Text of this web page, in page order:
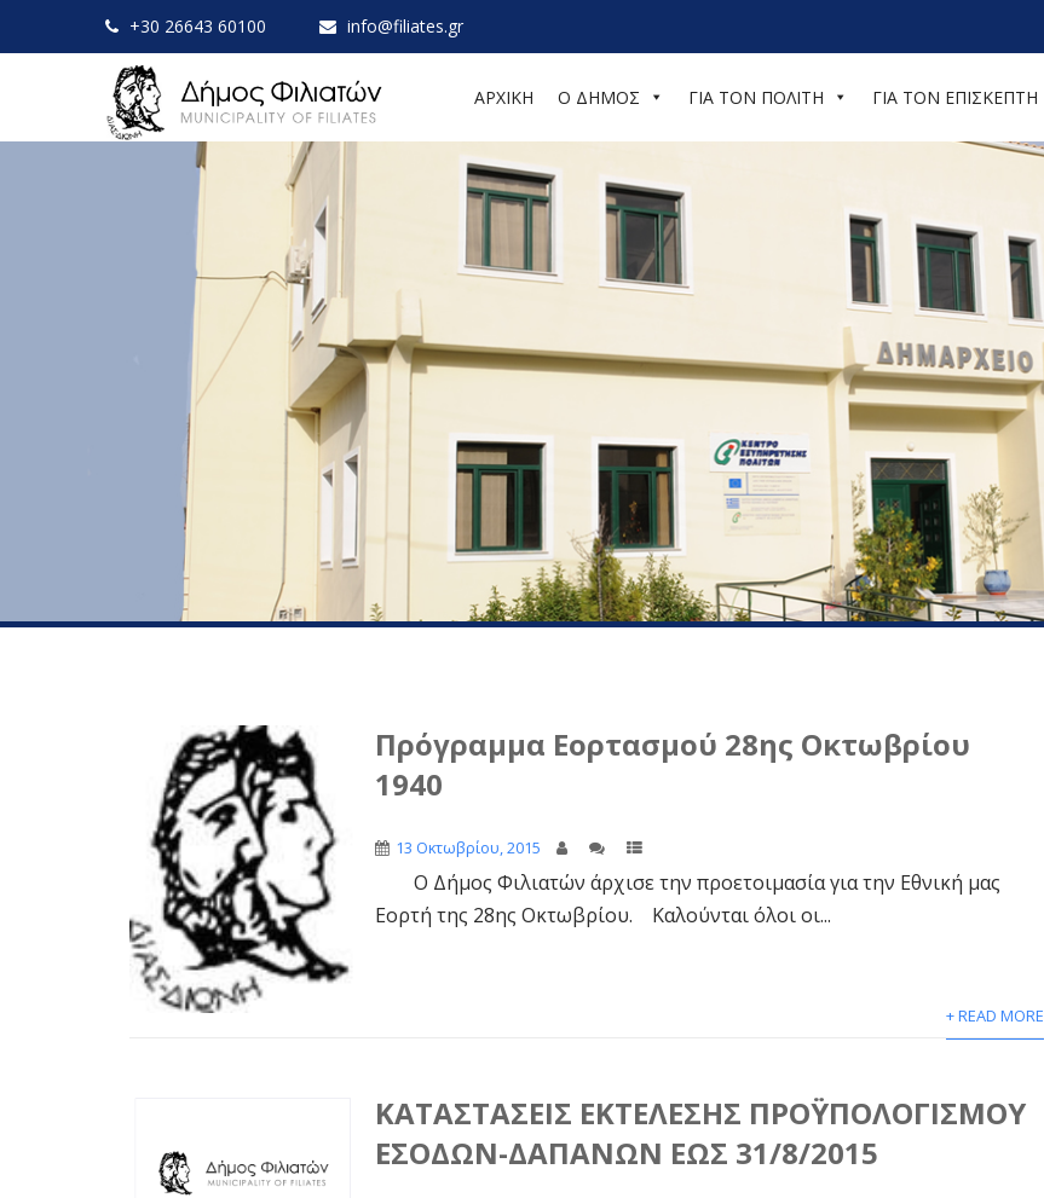
+30 26643 60100 info@filiates.gr
ΑΡΧΙΚΗ Ο ΔΗΜΟΣ ΓΙΑ ΤΟΝ ΠΟΛΙΤΗ ΓΙΑ ΤΟΝ ΕΠΙΣΚΕΠΤΗ
Πρόγραμμα Εορτασμού 28ης Οκτωβρίου
1940
13 Οκτωβρίου, 2015
Ο Δήμος Φιλιατών άρχισε την προετοιμασία για την Εθνική μας
Εορτή της 28ης Οκτωβρίου. Καλούνται όλοι οι...
+ READ MORE
ΚΑΤΑΣΤΑΣΕΙΣ ΕΚΤΕΛΕΣΗΣ ΠΡΟΫΠΟΛΟΓΙΣΜΟΥ
ΕΣΟΔΩΝ-ΔΑΠΑΝΩΝ ΕΩΣ 31/8/2015